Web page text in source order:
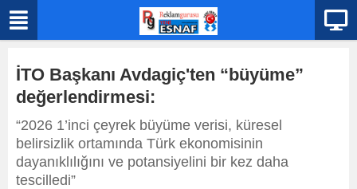
İTO Başkanı Avdagiç'ten “büyüme”
değerlendirmesi:
“2026 1’inci çeyrek büyüme verisi, küresel
belirsizlik ortamında Türk ekonomisinin
dayanıklılığını ve potansiyelini bir kez daha
tescilledi”